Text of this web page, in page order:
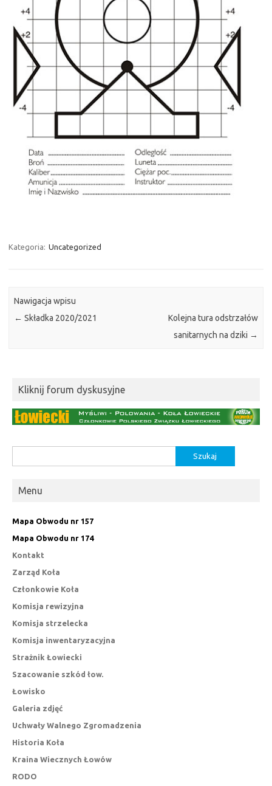
Kategoria: Uncategorized
Nawigacja wpisu
← Składka 2020/2021
Kolejna tura odstrzałów
sanitarnych na dziki →
Kliknij forum dyskusyjne
Menu
Mapa Obwodu nr 157
Mapa Obwodu nr 174
Kontakt
Zarząd Koła
Członkowie Koła
Komisja rewizyjna
Komisja strzelecka
Komisja inwentaryzacyjna
Strażnik Łowiecki
Szacowanie szkód łow.
Łowisko
Galeria zdjęć
Uchwały Walnego Zgromadzenia
Historia Koła
Kraina Wiecznych Łowów
RODO